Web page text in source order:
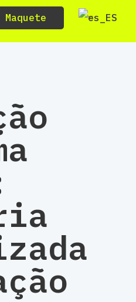
Maquete